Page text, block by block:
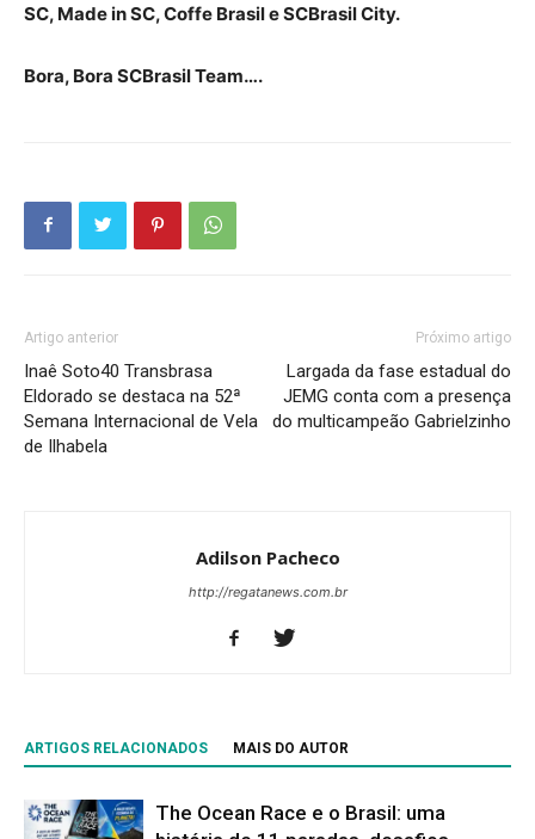
SC, Made in SC, Coffe Brasil e SCBrasil City.
Bora, Bora SCBrasil Team….
Artigo anterior
Inaê Soto40 Transbrasa
Eldorado se destaca na 52ª
Semana Internacional de Vela
de Ilhabela
Próximo artigo
Largada da fase estadual do
JEMG conta com a presença
do multicampeão Gabrielzinho
Adilson Pacheco
http://regatanews.com.br
ARTIGOS RELACIONADOS MAIS DO AUTOR
The Ocean Race e o Brasil: uma